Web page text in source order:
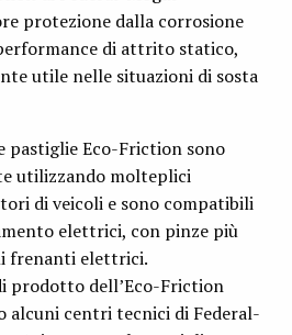
protezione dalla corrosione
di attrito statico,
utile nelle situazioni di sosta
pastiglie Eco-Friction sono
utilizzando molteplici
di veicoli e sono compatibili
elettrici, con pinze più
frenanti elettrici.
prodotto dell’Eco-Friction
alcuni centri tecnici di Federal-